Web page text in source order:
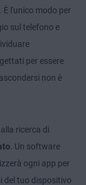
l'unico modo per
sul telefono e
per essere
non è
ricerca di
. Un software
ogni app per
del tuo dispositivo